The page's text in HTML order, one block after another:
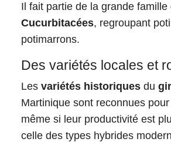
Il fait partie de la grande famille
Cucurbitacées, regroupant
potimarrons.​
Des variétés locales et
Les variétés historiques du
Martinique sont reconnues
même si leur productivité est
celle des types hybrides